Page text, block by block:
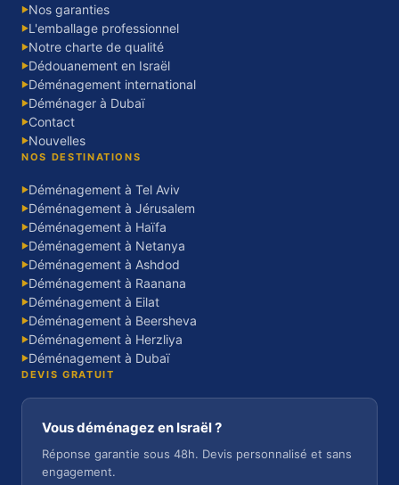
▶Nos garanties
▶L'emballage professionnel
▶Notre charte de qualité
▶Dédouanement en Israël
▶Déménagement international
▶Déménager à Dubaï
▶Contact
▶Nouvelles
NOS DESTINATIONS
▶Déménagement à Tel Aviv
▶Déménagement à Jérusalem
▶Déménagement à Haïfa
▶Déménagement à Netanya
▶Déménagement à Ashdod
▶Déménagement à Raanana
▶Déménagement à Eilat
▶Déménagement à Beersheva
▶Déménagement à Herzliya
▶Déménagement à Dubaï
DEVIS GRATUIT
Vous déménagez en Israël ?
Réponse garantie sous 48h. Devis personnalisé et sans
engagement.